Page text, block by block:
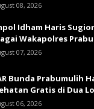
08, 2026
Idham Haris
Wakapolres
07, 2026
Bunda Prabumulih
Gratis di Dua
06, 2026